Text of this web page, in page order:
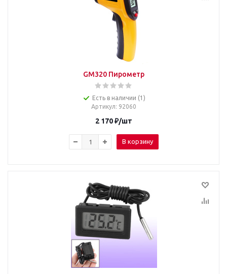
GM320 Пирометр
Есть в наличии (1)
Артикул: 92060
2 170₽/шт
В корзину